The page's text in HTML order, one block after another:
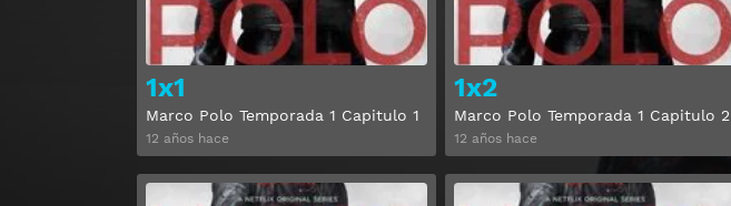
1x1
Marco Polo Temporada 1 Capitulo 1
12 años hace
1x2
Marco Polo Temporada 1 Capitulo 2
12 años hace